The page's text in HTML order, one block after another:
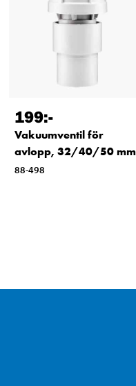
199:-
Vakuumventil för
avlopp, 32/40/50 mm
88-498